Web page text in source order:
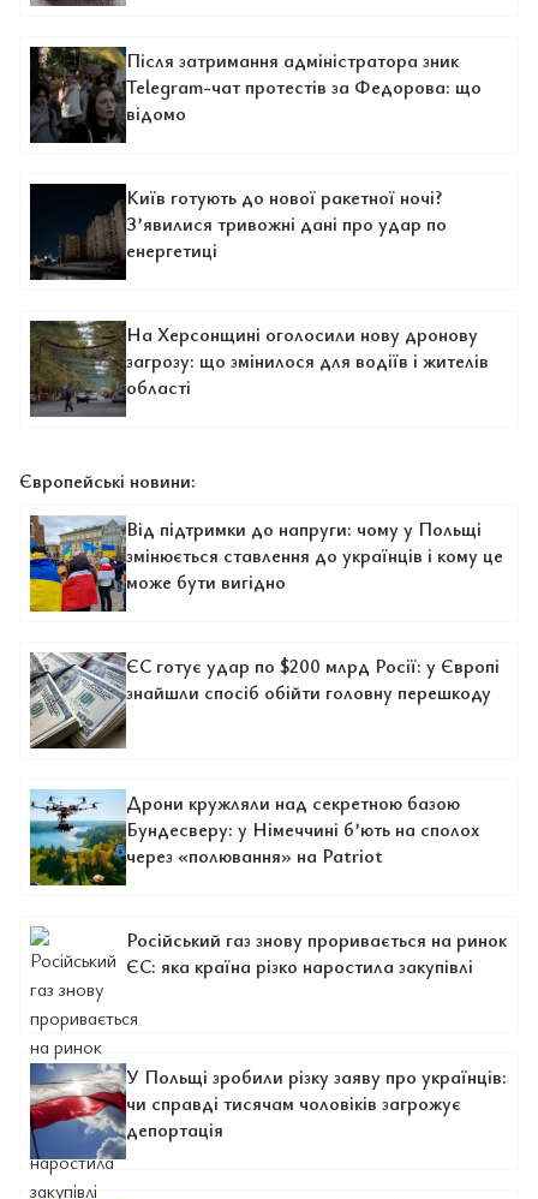
Після затримання адміністратора зник
Telegram-чат протестів за Федорова: що
відомо
Київ готують до нової ракетної ночі?
З’явилися тривожні дані про удар по
енергетиці
На Херсонщині оголосили нову дронову
загрозу: що змінилося для водіїв і жителів
області
Європейські новини:
Від підтримки до напруги: чому у Польщі
змінюється ставлення до українців і кому це
може бути вигідно
ЄС готує удар по $200 млрд Росії: у Європі
знайшли спосіб обійти головну перешкоду
Дрони кружляли над секретною базою
Бундесверу: у Німеччині б’ють на сполох
через «полювання» на Patriot
Російський газ знову проривається на ринок
ЄС: яка країна різко наростила закупівлі
У Польщі зробили різку заяву про українців:
чи справді тисячам чоловіків загрожує
депортація